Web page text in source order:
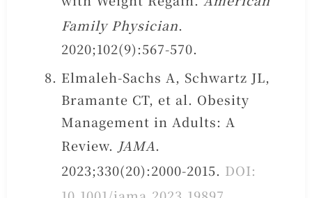
Family Physician.
2020;102(9):567-570.
Elmaleh-Sachs A, Schwartz JL,
Bramante CT, et al. Obesity
Management in Adults: A
Review. JAMA.
2023;330(20):2000-2015. DOI: